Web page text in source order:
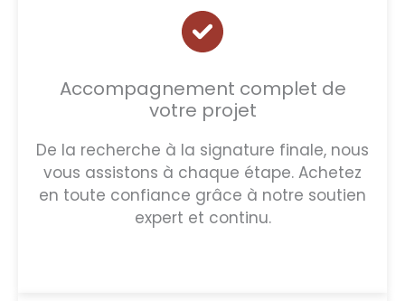
Accompagnement complet de
votre projet
De la recherche à la signature finale, nous
vous assistons à chaque étape. Achetez
en toute confiance grâce à notre soutien
expert et continu.